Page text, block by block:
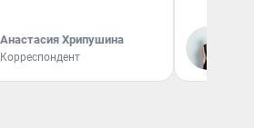
Анастасия Хрипушина
Корреспондент